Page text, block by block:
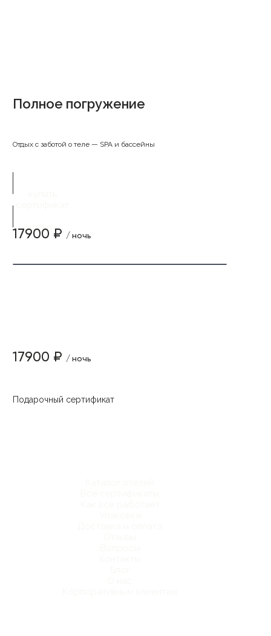
Полное погружение
Отдых с заботой о теле — SPA и бассейны
купить
17900 ₽ / ночь
17900 ₽ / ночь
Подарочный сертификат